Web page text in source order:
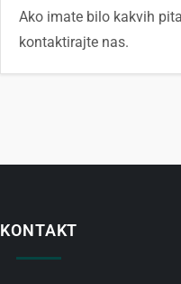
Ako imate bilo kakvih
kontaktirajte nas.
KONTAKT